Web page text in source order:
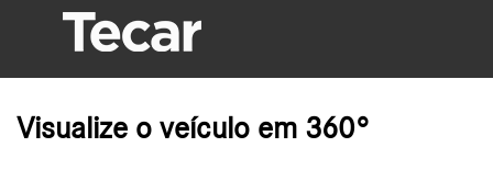
Visualize o veículo em 360°